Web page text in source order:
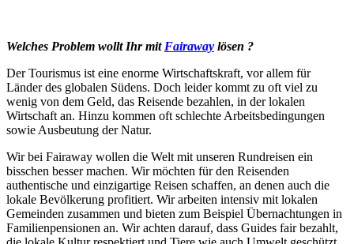
Welches Problem wollt Ihr mit Fairaway lösen ?
Der Tourismus ist eine enorme Wirtschaftskraft, vor allem für
Länder des globalen Südens. Doch leider kommt zu oft viel zu
wenig von dem Geld, das Reisende bezahlen, in der lokalen
Wirtschaft an. Hinzu kommen oft schlechte Arbeitsbedingungen
sowie Ausbeutung der Natur.
Wir bei Fairaway wollen die Welt mit unseren Rundreisen ein
bisschen besser machen. Wir möchten für den Reisenden
authentische und einzigartige Reisen schaffen, an denen auch die
lokale Bevölkerung profitiert. Wir arbeiten intensiv mit lokalen
Gemeinden zusammen und bieten zum Beispiel Übernachtungen in
Familienpensionen an. Wir achten darauf, dass Guides fair bezahlt,